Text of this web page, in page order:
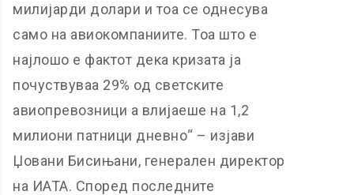
милијарди долари и тоа се однесува
само на авиокомпаниите. Тоа што е
најлошо е фактот дека кризата ја
почуствуваа 29% од светските
авиопревозници а влијаеше на 1,2
милиони патници дневно“ – изјави
Џовани Бисињани, генерален директор
на ИАТА. Според последните